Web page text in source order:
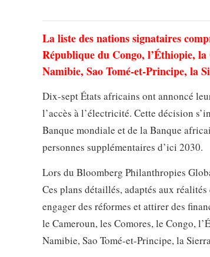
La liste des nations signataires
République du Congo, l’Éthiopie,
Namibie, Sao Tomé-et-Principe, la
Dix-sept États africains ont annoncé
l’accès à l’électricité. Cette décision
Banque mondiale et de la Banque
personnes supplémentaires d’ici 2030.
Lors du Bloomberg Philanthropies
Ces plans détaillés, adaptés aux
engager des réformes et attirer des
le Cameroun, les Comores, le Congo,
Namibie, Sao Tomé-et-Principe, la